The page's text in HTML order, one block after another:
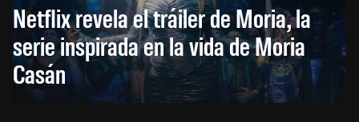
Netflix revela el tráiler de Moria, la
serie inspirada en la vida de Moria
Casán